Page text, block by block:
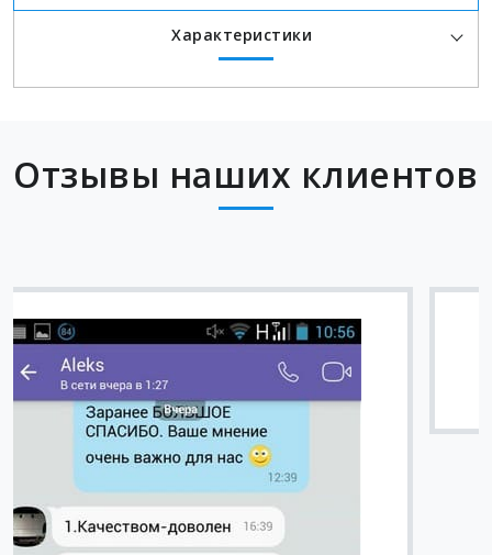
Характеристики
Отзывы наших клиентов
Вячеслав